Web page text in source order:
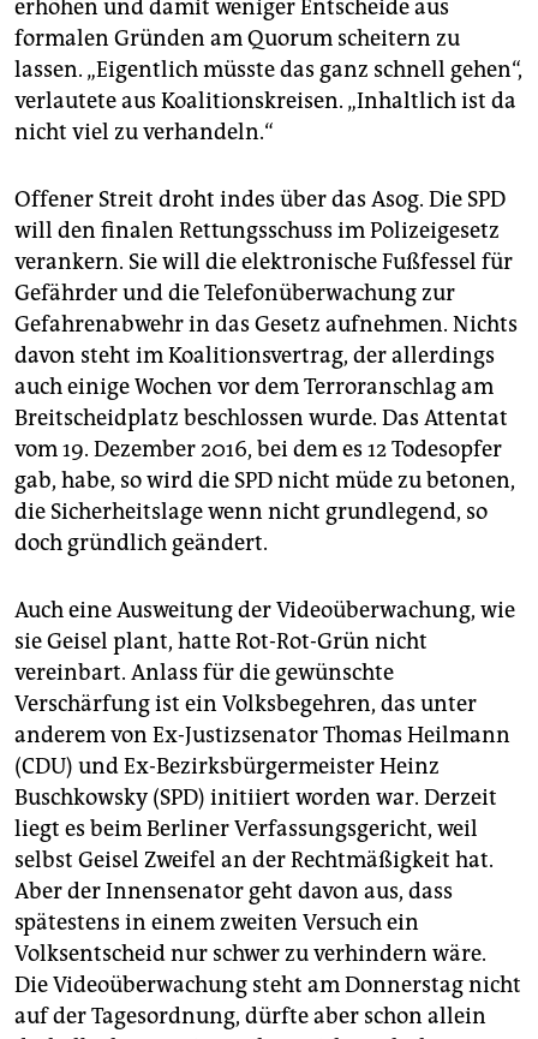
erhöhen und damit weniger Entscheide aus
formalen Gründen am Quorum scheitern zu
lassen. „Eigentlich müsste das ganz schnell gehen“,
verlautete aus Koalitionskreisen. „Inhaltlich ist da
nicht viel zu verhandeln.“
Offener Streit droht indes über das Asog. Die SPD
will den finalen Rettungsschuss im Polizeigesetz
verankern. Sie will die elektronische Fußfessel für
Gefährder und die Telefonüberwachung zur
Gefahrenabwehr in das Gesetz aufnehmen. Nichts
davon steht im Koalitionsvertrag, der allerdings
auch einige Wochen vor dem Terroranschlag am
Breitscheidplatz beschlossen wurde. Das Attentat
vom 19. Dezember 2016, bei dem es 12 Todesopfer
gab, habe, so wird die SPD nicht müde zu betonen,
die Sicherheitslage wenn nicht grundlegend, so
doch gründlich geändert.
Auch eine Ausweitung der Videoüberwachung, wie
sie Geisel plant, hatte Rot-Rot-Grün nicht
vereinbart. Anlass für die gewünschte
Verschärfung ist ein Volksbegehren, das unter
anderem von Ex-Justizsenator Thomas Heilmann
(CDU) und Ex-Bezirksbürgermeister Heinz
Buschkowsky (SPD) initiiert worden war. Derzeit
liegt es beim Berliner Verfassungsgericht, weil
selbst Geisel Zweifel an der Rechtmäßigkeit hat.
Aber der Innensenator geht davon aus, dass
spätestens in einem zweiten Versuch ein
Volksentscheid nur schwer zu verhindern wäre.
Die Videoüberwachung steht am Donnerstag nicht
auf der Tagesordnung, dürfte aber schon allein